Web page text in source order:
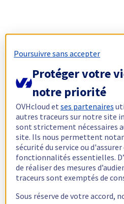
Poursuivre sans accepter
Protéger votre
notre priorité
OVHcloud etses partenaires
autres traceurs sur notre site
sont strictement nécessaires
site. Ils nous permettent
sécurité du service ou
fonctionnalités essentielles.
de réaliser des mesures
traceurs sont exemptés de
Sous réserve de votre accord,